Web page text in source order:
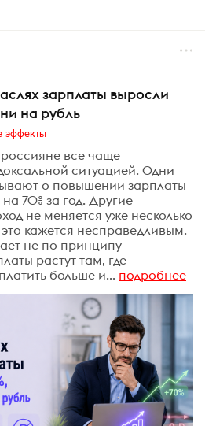
зарплаты выросли
на рубль
эффекты
все чаще
ситуацией. Одни
о повышении зарплаты
70% за год. Другие
не меняется уже несколько
кажется несправедливым.
не по принципу
растут там, где
больше и... подробнее